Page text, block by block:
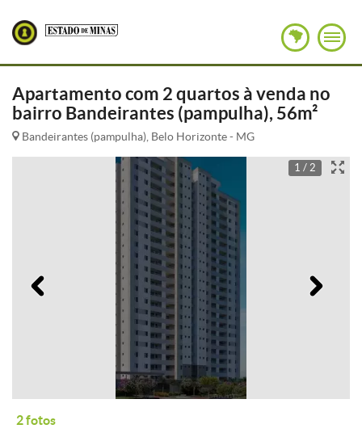
Apartamento com 2 quartos à venda no
bairro Bandeirantes (pampulha), 56m²
Bandeirantes (pampulha), Belo Horizonte - MG
1 / 2
2 fotos